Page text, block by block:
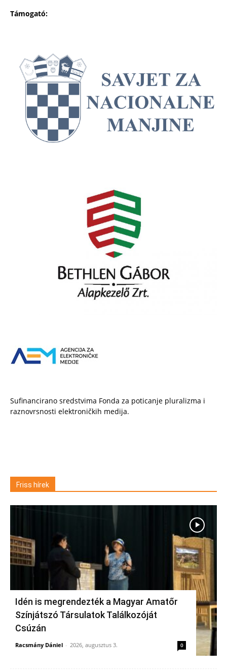
Támogató:
Sufinancirano sredstvima Fonda za poticanje pluralizma i
raznovrsnosti elektroničkih medija.
Friss hírek
Idén is megrendezték a Magyar Amatőr
Színjátszó Társulatok Találkozóját
Csúzán
Racsmány Dániel - 2026, augusztus 3. 0